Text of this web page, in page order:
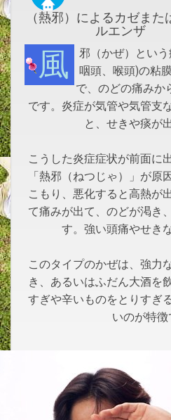
（熱邪）によるカゼまた
ルエンザ
風邪（かぜ）という病気は、上気道(鼻腔、
咽頭、喉頭)の粘
で、のどの痛みか
です。炎症が気管や気管支
と、せきや痰が
こうした炎症症状が前面に
「熱邪（ねつじゃ）」が原
こもり、悪化すると高熱が
て痛みが出て、のどが渇き
す。強い頭痛やせき
このタイプのかぜは、強力
き、あるいはふだん大酒を
すぎや辛いものをとりすぎ
いのが特徴